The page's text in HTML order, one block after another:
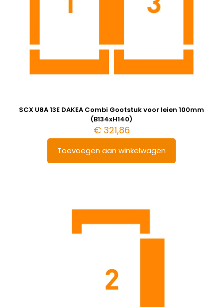
SCX U8A 13E DAKEA Combi Gootstuk voor leien 100mm
(B134xH140)
€321,86
Toevoegen aan winkelwagen